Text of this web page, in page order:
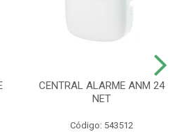
CENTRAL ALARME ANM 24
NET
Código: 543512